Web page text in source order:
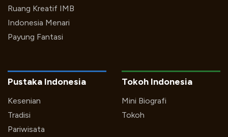
Ruang Kreatif IMB
Indonesia Menari
Payung Fantasi
Pustaka Indonesia
Kesenian
Tradisi
Pariwisata
Tokoh Indonesia
Mini Biografi
Tokoh